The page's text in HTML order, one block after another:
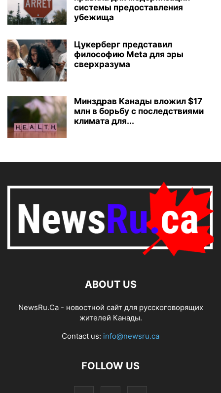
системы предоставления
убежища
Цукерберг представил
философию Meta для эры
сверхразума
Минздрав Канады вложил $17
млн в борьбу с последствиями
климата для...
ABOUT US
NewsRu.Ca - новостной сайт для русскоговорящих
жителей Канады.
Contact us: info@newsru.ca
FOLLOW US